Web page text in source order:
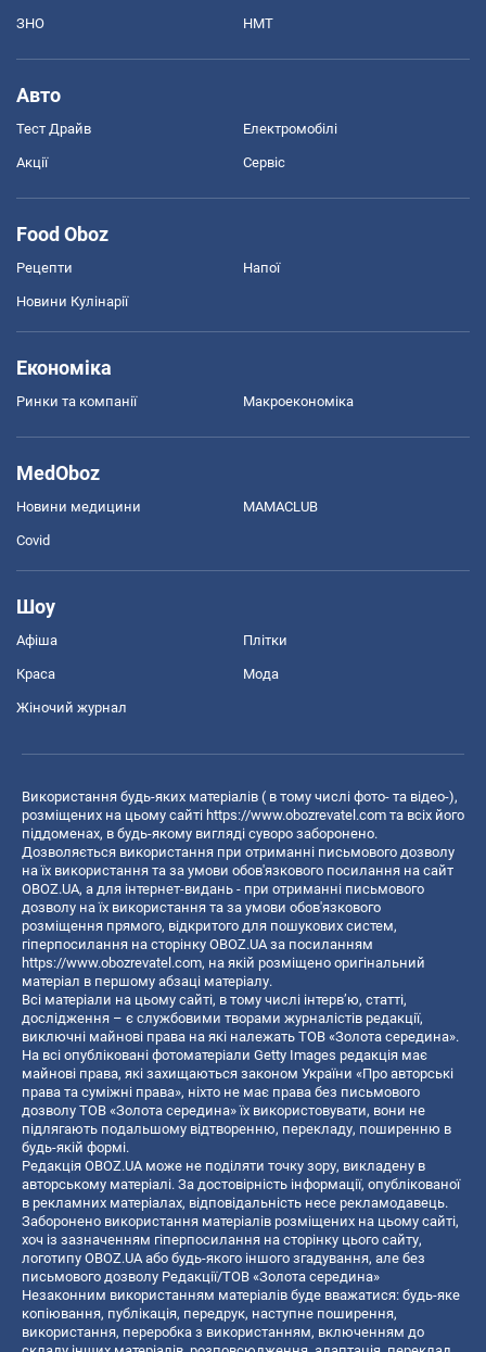
ЗНО НМТ
Авто
Тест Драйв Електромобілі
Акції Сервіс
Food Oboz
Рецепти Напої
Новини Кулінарії
Економіка
Ринки та компанії Макроекономіка
MedOboz
Новини медицини MAMACLUB
Covid
Шоу
Афіша Плітки
Краса Мода
Жіночий журнал
Використання будь-яких матеріалів ( в тому числі фото- та відео-),
розміщених на цьому сайті https://www.obozrevatel.com та всіх його
піддоменах, в будь-якому вигляді суворо заборонено.
Дозволяється використання при отриманні письмового дозволу
на їх використання та за умови обов'язкового посилання на сайт
OBOZ.UA, а для інтернет-видань - при отриманні письмового
дозволу на їх використання та за умови обов'язкового
розміщення прямого, відкритого для пошукових систем,
гіперпосилання на сторінку OBOZ.UA за посиланням
https://www.obozrevatel.com, на якій розміщено оригінальний
матеріал в першому абзаці матеріалу.
Всі матеріали на цьому сайті, в тому числі інтерв’ю, статті,
дослідження – є службовими творами журналістів редакції,
виключні майнові права на які належать ТОВ «Золота середина».
На всі опубліковані фотоматеріали Getty Images редакція має
майнові права, які захищаються законом України «Про авторські
права та суміжні права», ніхто не має права без письмового
дозволу ТОВ «Золота середина» їх використовувати, вони не
підлягають подальшому відтворенню, перекладу, поширенню в
будь-якій формі.
Редакція OBOZ.UA може не поділяти точку зору, викладену в
авторському матеріалі. За достовірність інформації, опублікованої
в рекламних матеріалах, відповідальність несе рекламодавець.
Заборонено використання матеріалів розміщених на цьому сайті,
хоч із зазначенням гіперпосилання на сторінку цього сайту,
логотипу OBOZ.UA або будь-якого іншого згадування, але без
письмового дозволу Редакції/ТОВ «Золота середина»
Незаконним використанням матеріалів буде вважатися: будь-яке
копiювання, публiкацiя, передрук, наступне поширення,
використання, переробка з використанням, включенням до